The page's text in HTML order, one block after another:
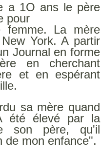
a 1O ans le père
pour
femme. La mère
York. A partir
Journal en forme
en cherchant
et en espérant
sa mère quand
été élevé par la
son père, qu'il
de mon enfance".